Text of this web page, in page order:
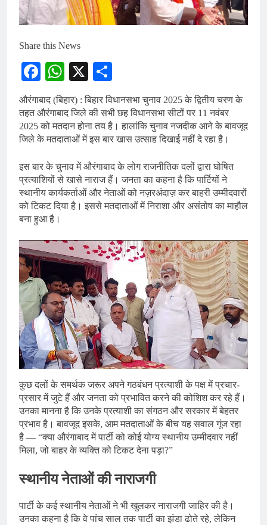
Share this News
Facebook
WhatsApp
X
औरंगाबाद (बिहार) : बिहार विधानसभा चुनाव 2025 के द्वितीय चरण के
तहत औरंगाबाद जिले की सभी छह विधानसभा सीटों पर 11 नवंबर
2025 को मतदान होना तय है। हालांकि चुनाव नजदीक आने के बावजूद
जिले के मतदाताओं में इस बार खास उत्साह दिखाई नहीं दे रहा है।
इस बार के चुनाव में औरंगाबाद के लोग राजनीतिक दलों द्वारा घोषित
प्रत्याशियों से खासे नाराज हैं। जनता का कहना है कि पार्टियों ने
स्थानीय कार्यकर्ताओं और नेताओं को नज़रअंदाज़ कर बाहरी उम्मीदवारों
को टिकट दिया है। इससे मतदाताओं में निराशा और असंतोष का माहौल
बना हुआ है।
कुछ दलों के समर्थक जरूर अपने गठबंधन प्रत्याशी के पक्ष में प्रचार-
प्रसार में जुटे हैं और जनता को प्रभावित करने की कोशिश कर रहे हैं।
उनका मानना है कि उनके प्रत्याशी का संगठन और सरकार में बेहतर
प्रभाव है। बावजूद इसके, आम मतदाताओं के बीच यह सवाल गूंज रहा
है — “क्या औरंगाबाद में पार्टी को कोई योग्य स्थानीय उम्मीदवार नहीं
मिला, जो बाहर के व्यक्ति को टिकट देना पड़ा?”
स्थानीय नेताओं की नाराजगी
पार्टी के कई स्थानीय नेताओं ने भी खुलकर नाराजगी जाहिर की है।
उनका कहना है कि वे पांच साल तक पार्टी का झंडा ढोते रहे, लेकिन